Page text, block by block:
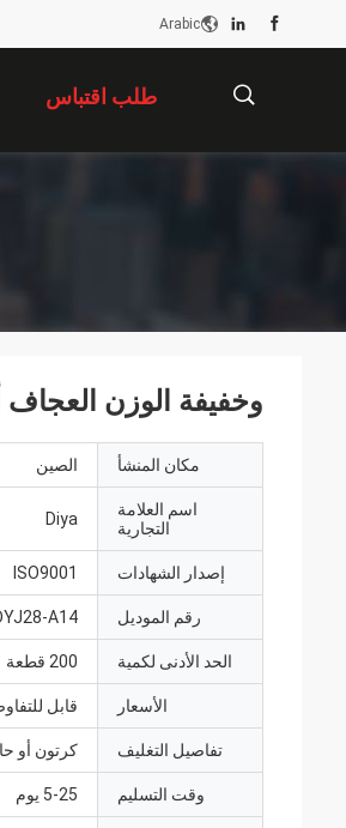
Arabic
طلب اقتباس
وخفيفة الوزن العجاف
مكان المنشأ الصين
اسم العلامة
التجارية
Diya
إصدار الشهادات ISO9001
رقم الموديل A14
الحد الأدنى لكمية 200 قطعة
الأسعار قابل
تفاصيل التغليف كرتون أو
وقت التسليم 5-25 يوم